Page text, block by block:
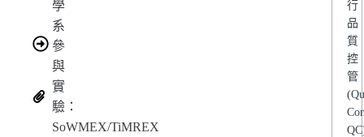
行
品
質
控
管
學
系
參
與
實
驗：
SoWMEX/TiMREX